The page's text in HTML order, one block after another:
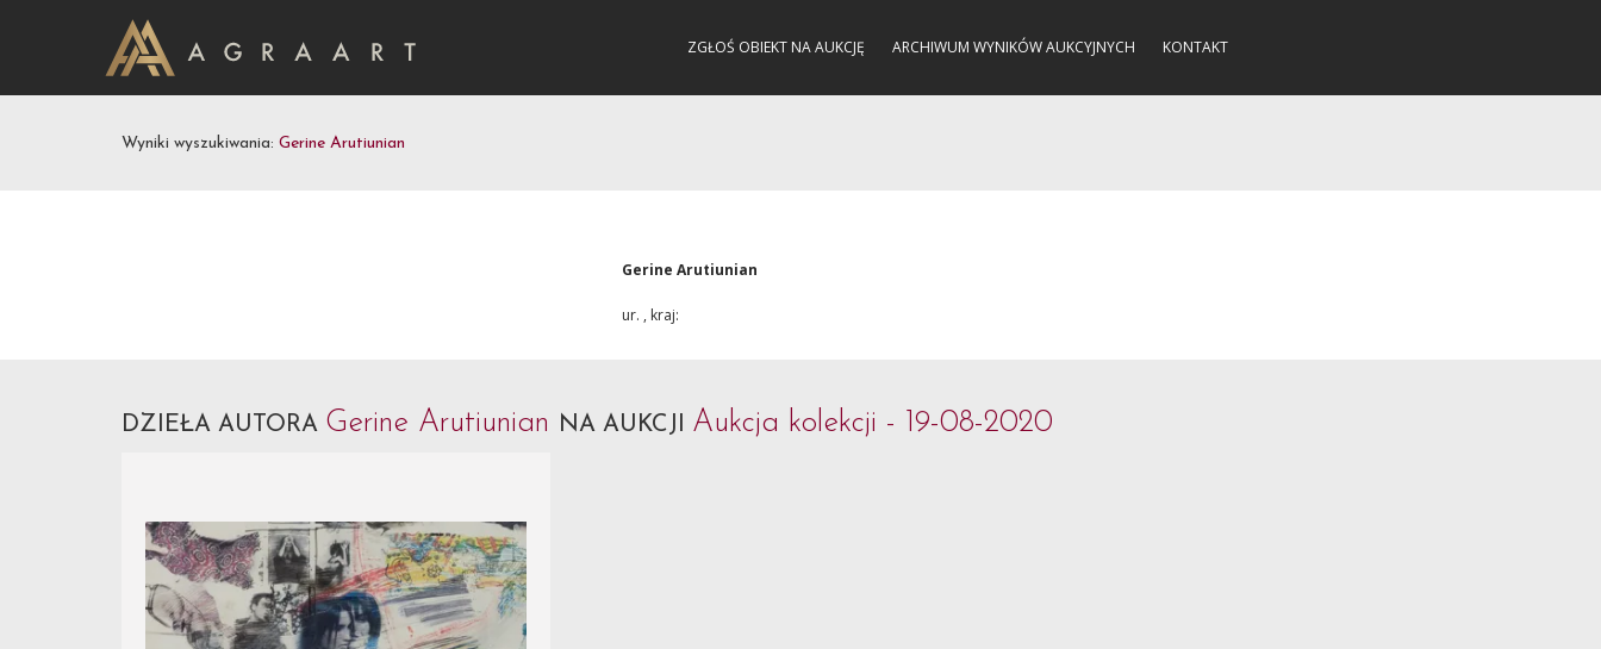
ZGŁOŚ OBIEKT NA AUKCJĘ ARCHIWUM WYNIKÓW AUKCYJNYCH KONTAKT
Wyniki wyszukiwania: Gerine Arutiunian
Gerine Arutiunian
ur. , kraj:
DZIEŁA AUTORA Gerine Arutiunian NA AUKCJI Aukcja kolekcji - 19-08-2020